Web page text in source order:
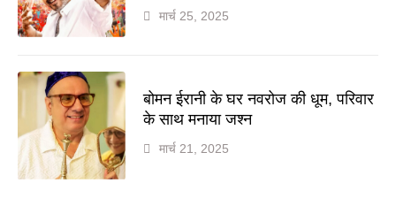
मार्च 25, 2025
बोमन ईरानी के घर नवरोज की धूम, परिवार
के साथ मनाया जश्न
मार्च 21, 2025